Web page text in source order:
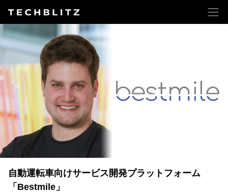
自動運転車向けサービス開発プラットフォーム
「Bestmile」